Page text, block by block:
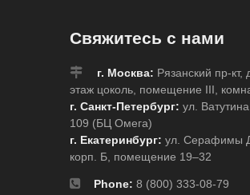
Свяжитесь с нами
г. Москва: Рязанский пр-кт,
этаж цоколь, помещение III,
г. Санкт-Петербург: ул.
109 (БЦ Омега)
г. Екатеринбург: ул. Серафимы
корп. Б, помещение 19–32
Phone: 8 (800) 333-08-79